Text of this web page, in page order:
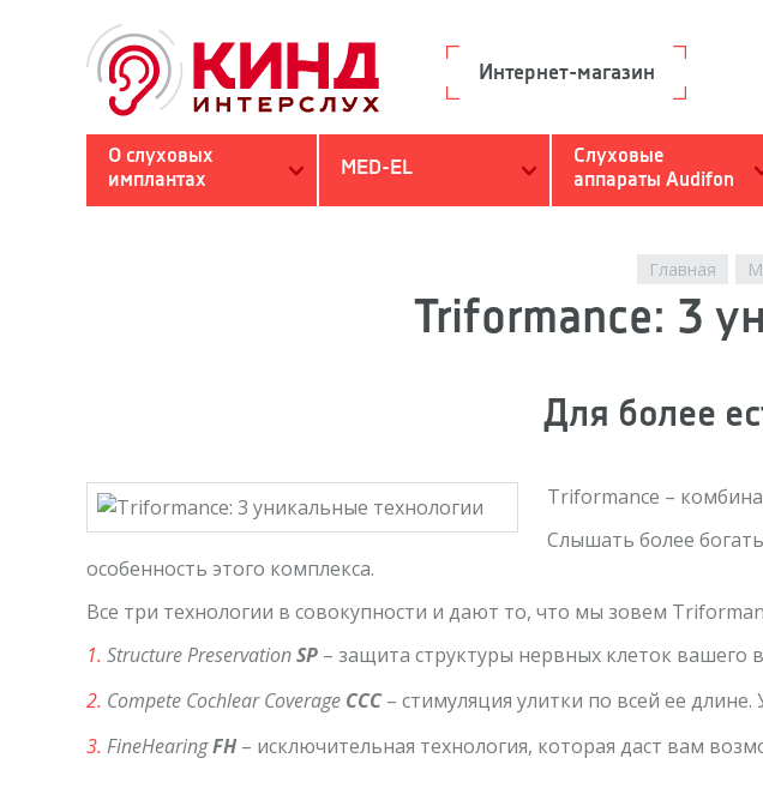
Интернет-магазин
О слуховых
имплантах
MED-EL
Слуховые
аппараты Audifon
Главная
Triformance: 3
Для более
Triformance –
Слышать более
особенность этого комплекса.
Все три технологии в совокупности и дают то, что мы зовем
Structure PreservationSP – защита структуры нервных клеток вашего
Compete Cochlear Coverage CCC – стимуляция улитки по всей ее
FineHearingFH– исключительная технология, которая даст вам